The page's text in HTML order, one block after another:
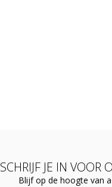
SCHRIJF JE IN VOOR
Blijf op de hoogte van